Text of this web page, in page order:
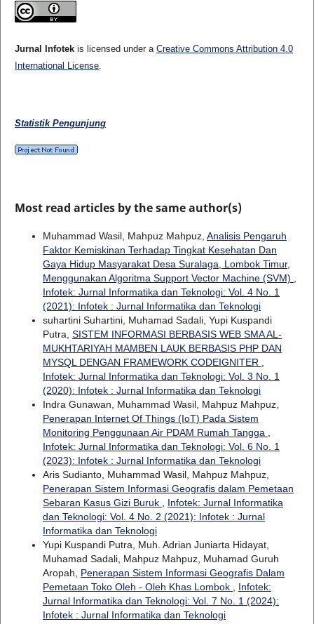
Jurnal Infotekis licensed under a Creative Commons Attribution 4.0
International License.
Statistik Pengunjung
Most read articles by the same author(s)
Muhammad Wasil, Mahpuz Mahpuz, Analisis Pengaruh
Faktor Kemiskinan Terhadap Tingkat Kesehatan Dan
Gaya Hidup Masyarakat Desa Suralaga, Lombok Timur,
Menggunakan Algoritma Support Vector Machine (SVM)
Infotek: Jurnal Informatika dan Teknologi: Vol. 4 No. 1
(2021): Infotek : Jurnal Informatika dan Teknologi
suhartini Suhartini, Muhamad Sadali, Yupi Kuspandi
Putra, SISTEM INFORMASI BERBASIS WEB SMA AL-
MUKHTARIYAH MAMBEN LAUK BERBASIS PHP DAN
MYSQL DENGAN FRAMEWORK CODEIGNITER
Infotek: Jurnal Informatika dan Teknologi: Vol. 3 No. 1
(2020): Infotek : Jurnal Informatika dan Teknologi
Indra Gunawan, Muhammad Wasil, Mahpuz Mahpuz,
Penerapan Internet Of Things (IoT) Pada Sistem
Monitoring Penggunaan Air PDAM Rumah Tangga
Infotek: Jurnal Informatika dan Teknologi: Vol. 6 No. 1
(2023): Infotek : Jurnal Informatika dan Teknologi
Aris Sudianto, Muhammad Wasil, Mahpuz Mahpuz,
Penerapan Sistem Informasi Geografis dalam Pemetaan
Sebaran Kasus Gizi Buruk
Infotek: Jurnal Informatika
dan Teknologi: Vol. 4 No. 2 (2021): Infotek : Jurnal
Informatika dan Teknologi
Yupi Kuspandi Putra, Muh. Adrian Juniarta Hidayat,
Muhamad Sadali, Mahpuz Mahpuz, Muhamad Guruh
Aropah, Penerapan Sistem Informasi Geografis Dalam
Pemetaan Toko Oleh - Oleh Khas Lombok
Infotek:
Jurnal Informatika dan Teknologi: Vol. 7 No. 1 (2024):
Infotek : Jurnal Informatika dan Teknologi